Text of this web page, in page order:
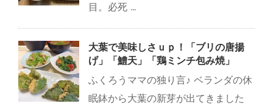
目。必死 ...
大葉で美味しさｕｐ！「ブリの唐揚
げ」「鱧天」「鶏ミンチ包み焼」
ふくろうママの独り言♪ ベランダの休
眠鉢から大葉の新芽が出てきました